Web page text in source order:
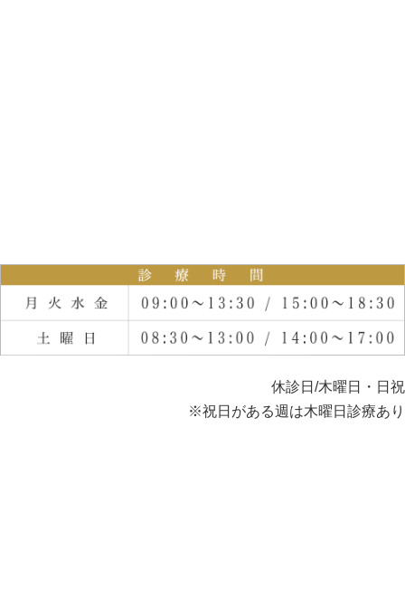
休診日/木曜日・日祝
※祝日がある週は木曜日診療あり